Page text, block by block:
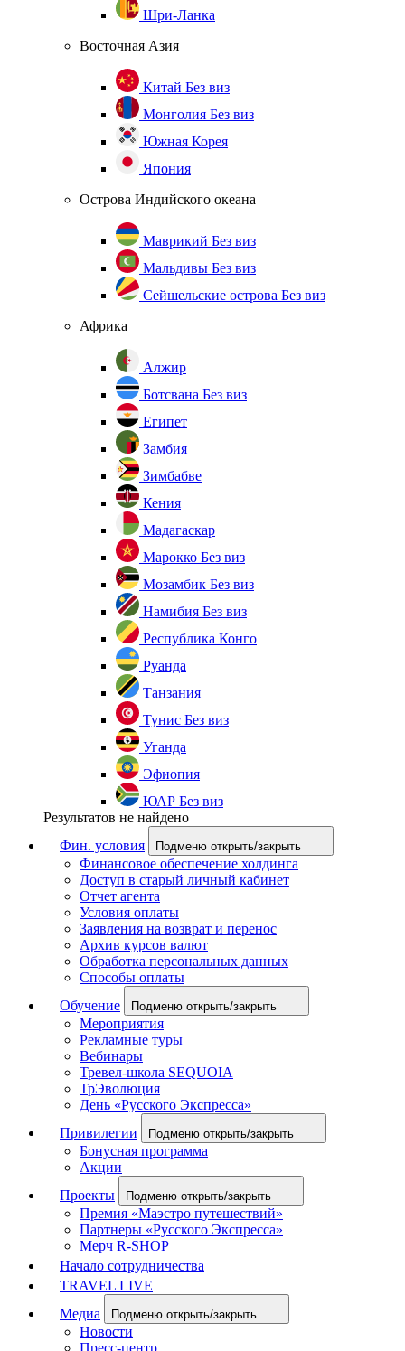
Шри-Ланка
Восточная Азия
Китай Без виз
Монголия Без виз
Южная Корея
Япония
Острова Индийского океана
Маврикий Без виз
Мальдивы Без виз
Сейшельские острова Без виз
Африка
Алжир
Ботсвана Без виз
Египет
Замбия
Зимбабве
Кения
Мадагаскар
Марокко Без виз
Мозамбик Без виз
Намибия Без виз
Республика Конго
Руанда
Танзания
Тунис Без виз
Уганда
Эфиопия
ЮАР Без виз
Результатов не найдено
Фин. условия
Подменю открыть/закрыть
Финансовое обеспечение холдинга
Доступ в старый личный кабинет
Отчет агента
Условия оплаты
Заявления на возврат и перенос
Архив курсов валют
Обработка персональных данных
Способы оплаты
Обучение
Подменю открыть/закрыть
Мероприятия
Рекламные туры
Вебинары
Тревел-школа SEQUOIA
ТрЭволюция
День «Русского Экспресса»
Привилегии
Подменю открыть/закрыть
Бонусная программа
Акции
Проекты
Подменю открыть/закрыть
Премия «Маэстро путешествий»
Партнеры «Русского Экспресса»
Мерч R-SHOP
Начало сотрудничества
TRAVEL LIVE
Медиа
Подменю открыть/закрыть
Новости
Пресс-центр